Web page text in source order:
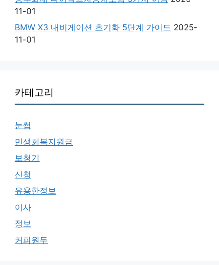
11-01
BMW X3 내비게이션 초기화 5단계 가이드 2025-
11-01
카테고리
눈썹
민생회복지원금
보청기
신청
유용한정보
이사
정보
커피원두